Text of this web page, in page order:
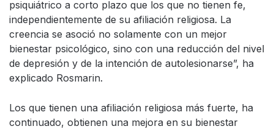
psiquiátrico a corto plazo que los que no tienen fe,
independientemente de su afiliación religiosa. La
creencia se asoció no solamente con un mejor
bienestar psicológico, sino con una reducción del nivel
de depresión y de la intención de autolesionarse”, ha
explicado Rosmarin.
Los que tienen una afiliación religiosa más fuerte, ha
continuado, obtienen una mejora en su bienestar